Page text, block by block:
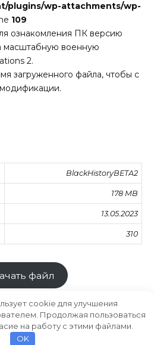
plugins/wp-attachments/wp-
109
ознакомления ПК версию
масштабную военную
2.
загруженного файла, чтобы с
BlackHistoryBETA2
178 MB
13.05.2023
310
файл
файлов
cookie для улучшения
Продолжая пользоваться
на работу с этими файлами.
OK